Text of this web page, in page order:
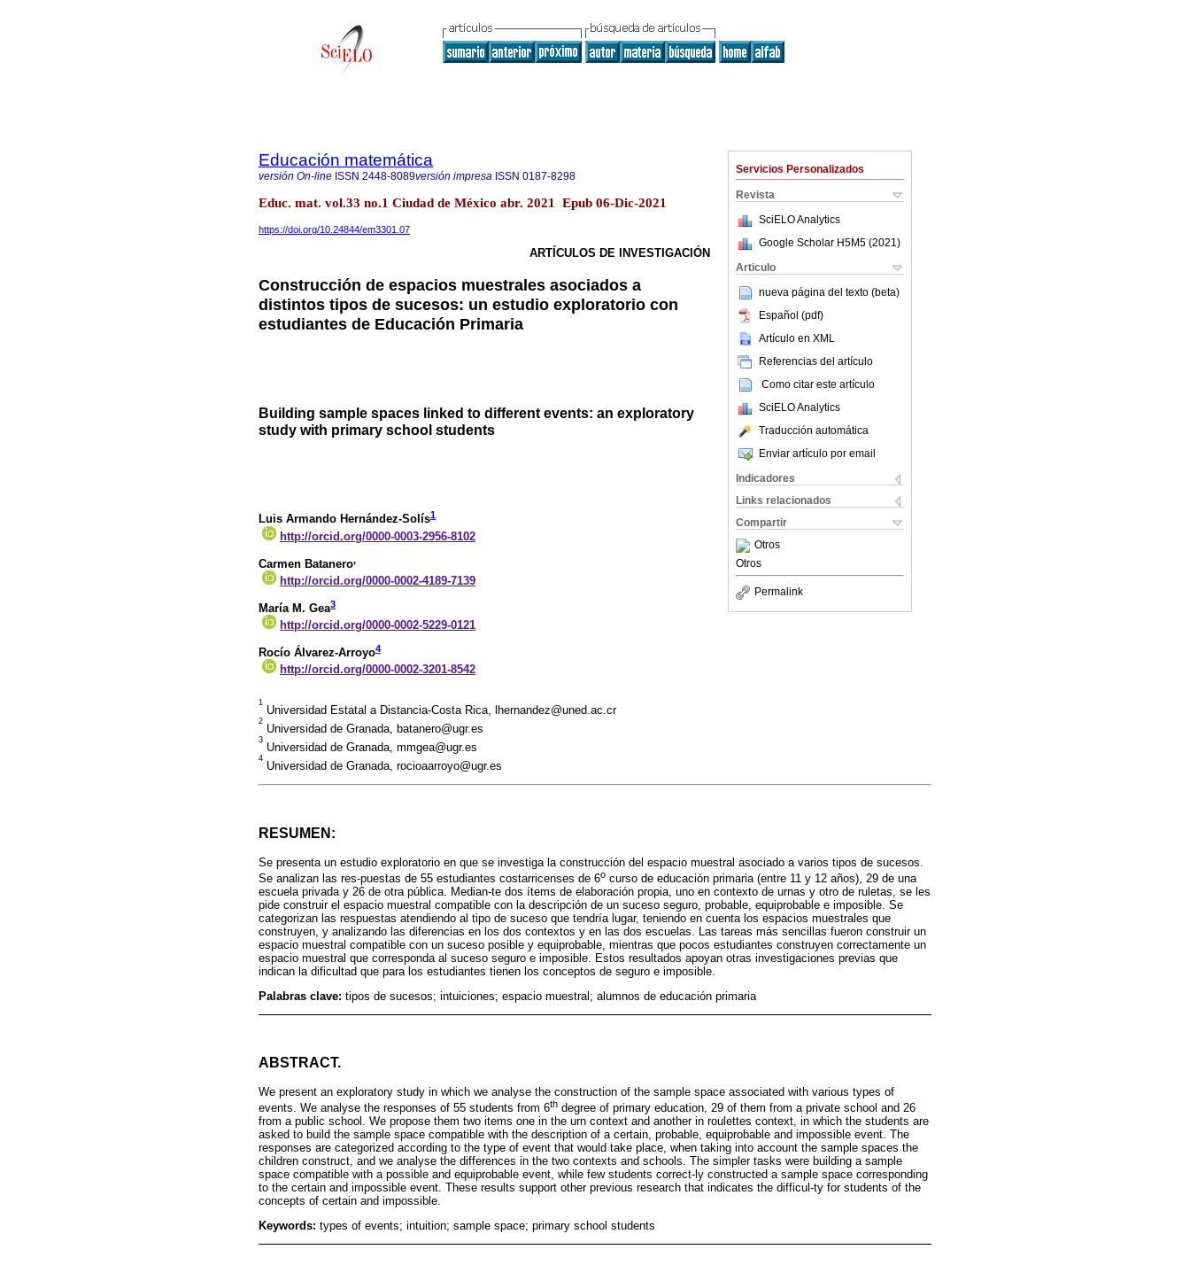
Servicios Personalizados
Revista
SciELO Analytics
Google Scholar H5M5 (2021 )
Articulo
nueva página del texto (beta)
Español (pdf)
Artículo en XML
Referencias del artículo
Como citar este artículo
SciELO Analytics
Traducción automática
Enviar artículo por email
Indicadores
Links relacionados
Compartir
Otros
Otros
Permalink
Educación matemática
versión On-line ISSN 2448-8089versión impresa ISSN 0187-8298
Educ. mat. vol.33 no.1 Ciudad de México abr. 2021 Epub 06-Dic-2021
https://doi.org/10.24844/em3301.07
ARTÍCULOS DE INVESTIGACIÓN
Construcción de espacios muestrales asociados a
distintos tipos de sucesos: un estudio exploratorio con
estudiantes de Educación Primaria
Building sample spaces linked to different events: an exploratory
study with primary school students
Luis Armando Hernández-Solís1
http://orcid.org/0000-0003-2956-8102
Carmen Batanero,
http://orcid.org/0000-0002-4189-7139
María M. Gea3
http://orcid.org/0000-0002-5229-0121
Rocío Álvarez-Arroyo4
http://orcid.org/0000-0002-3201-8542
1
Universidad Estatal a Distancia-Costa Rica, lhernandez@uned.ac.cr
2
Universidad de Granada, batanero@ugr.es
3
Universidad de Granada, mmgea@ugr.es
4
Universidad de Granada, rocioaarroyo@ugr.es
RESUMEN:
Se presenta un estudio exploratorio en que se investiga la construcción del espacio muestral asociado a varios tipos de sucesos.
Se analizan las res-puestas de 55 estudiantes costarricenses de 6o curso de educación primaria (entre 11 y 12 años), 29 de una
escuela privada y 26 de otra pública. Median-te dos ítems de elaboración propia, uno en contexto de urnas y otro de ruletas, se les
pide construir el espacio muestral compatible con la descripción de un suceso seguro, probable, equiprobable e imposible. Se
categorizan las respuestas atendiendo al tipo de suceso que tendría lugar, teniendo en cuenta los espacios muestrales que
construyen, y analizando las diferencias en los dos contextos y en las dos escuelas. Las tareas más sencillas fueron construir un
espacio muestral compatible con un suceso posible y equiprobable, mientras que pocos estudiantes construyen correctamente un
espacio muestral que corresponda al suceso seguro e imposible. Estos resultados apoyan otras investigaciones previas que
indican la dificultad que para los estudiantes tienen los conceptos de seguro e imposible.
Palabras clave: tipos de sucesos; intuiciones; espacio muestral; alumnos de educación primaria
ABSTRACT.
We present an exploratory study in which we analyse the construction of the sample space associated with various types of
events. We analyse the responses of 55 students from 6th degree of primary education, 29 of them from a private school and 26
from a public school. We propose them two items one in the urn context and another in roulettes context, in which the students are
asked to build the sample space compatible with the description of a certain, probable, equiprobable and impossible event. The
responses are categorized according to the type of event that would take place, when taking into account the sample spaces the
children construct, and we analyse the differences in the two contexts and schools. The simpler tasks were building a sample
space compatible with a possible and equiprobable event, while few students correct-ly constructed a sample space corresponding
to the certain and impossible event. These results support other previous research that indicates the difficul-ty for students of the
concepts of certain and impossible.
Keywords: types of events; intuition; sample space; primary school students